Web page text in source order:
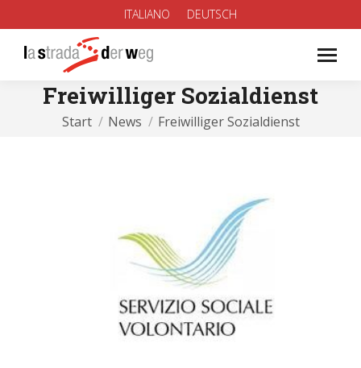
ITALIANO DEUTSCH
Freiwilliger Sozialdienst
Sie befinden sich hier:
Start News Freiwilliger Sozialdienst